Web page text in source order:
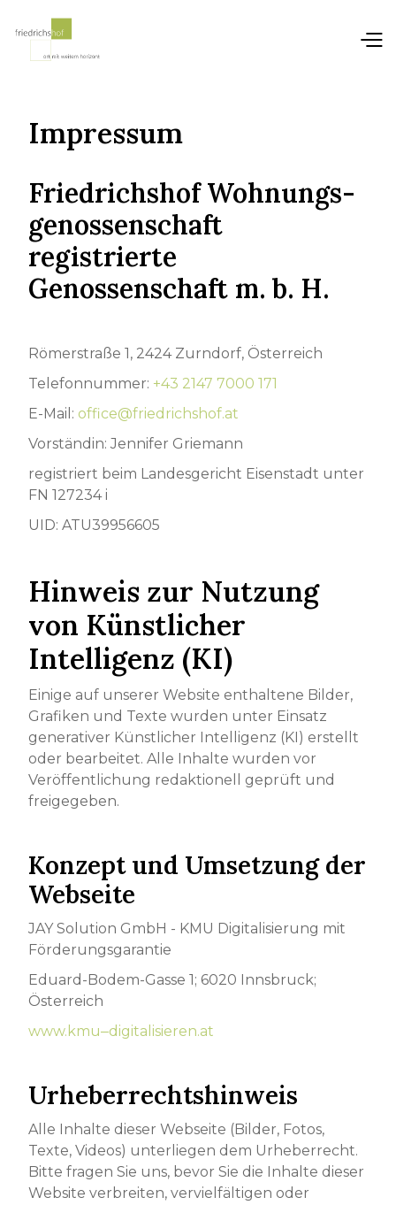
Impressum
Friedrichshof Wohnungs­
genossenschaft
registrierte
Genossenschaft m. b. H.
Römerstraße 1, 2424 Zurndorf, Österreich
Telefonnummer: +43 2147 7000 171
E-Mail: office@friedrichshof.at
Vorständin: Jennifer Griemann
registriert beim Landesgericht Eisenstadt unter
FN 127234 i
UID: ATU39956605
Hinweis zur Nutzung
von Künstlicher
Intelligenz (KI)
Einige auf unserer Website enthaltene Bilder,
Grafiken und Texte wurden unter Einsatz
generativer Künstlicher Intelligenz (KI) erstellt
oder bearbeitet. Alle Inhalte wurden vor
Veröffentlichung redaktionell geprüft und
freigegeben.
Konzept und Umsetzung der
Webseite
JAY Solution GmbH - KMU Digitalisierung mit
Förderungsgarantie
Eduard-Bodem-Gasse 1; 6020 Innsbruck;
Österreich
www.kmu‒digitalisieren.at
Urheberrechts­hinweis
Alle Inhalte dieser Webseite (Bilder, Fotos,
Texte, Videos) unterliegen dem Urheberrecht.
Bitte fragen Sie uns, bevor Sie die Inhalte dieser
Website verbreiten, vervielfältigen oder